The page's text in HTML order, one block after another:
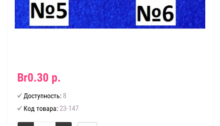
Br0.30 р.
Доступность: 8
Код товара: 23-147